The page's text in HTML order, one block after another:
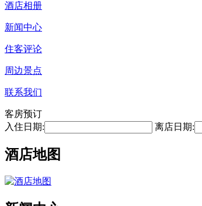
酒店相册
新闻中心
住客评论
周边景点
联系我们
客房预订
入住日期:
离店日期:
酒店地图